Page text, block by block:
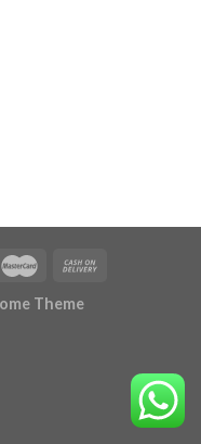
Theme